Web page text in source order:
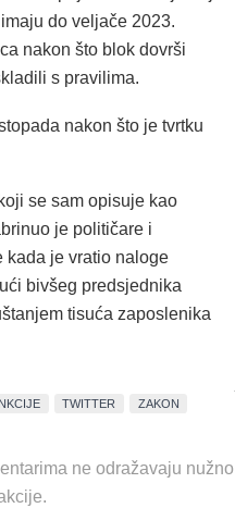
do veljače 2023.
nakon što blok dovrši
s pravilima.
nakon što je tvrtku
se sam opisuje kao
je političare i
kada je vratio naloge
bivšeg predsjednika
tisuća zaposlenika
TWITTER ZAKON
ne odražavaju nužno